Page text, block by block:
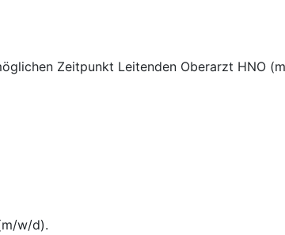
Zeitpunkt Leitenden Oberarzt HNO
w/d).